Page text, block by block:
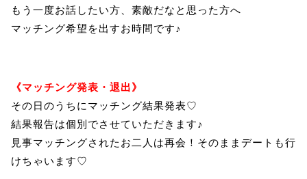
もう一度お話したい方、素敵だなと思った方へ
マッチング希望を出すお時間です♪
《マッチング発表・退出》
その日のうちにマッチング結果発表♡
結果報告は個別でさせていただきます♪
見事マッチングされたお二人は再会！そのままデートも行
けちゃいます♡